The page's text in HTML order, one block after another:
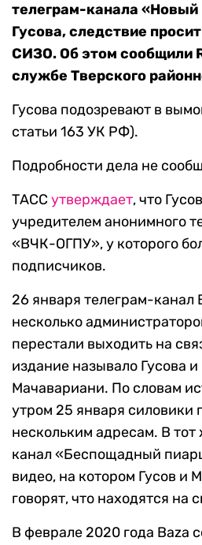
телеграм-канала «Новый
Гусова, следствие
СИЗО. Об этом сообщили
службе Тверского
Гусова подозревают в
статьи 163 УК РФ).
Подробности дела не
ТАСС утверждает, что
учредителем анонимного
«ВЧК-ОГПУ», у которого
подписчиков.
26 января телеграм-канал
несколько
перестали выходить на
издание называло Гусова
Мачавариани. По словам
утром 25 января силовики
нескольким адресам. В
канал «Беспощадный
видео, на котором Гусов и
говорят, что находятся на
В феврале 2020 года Baza